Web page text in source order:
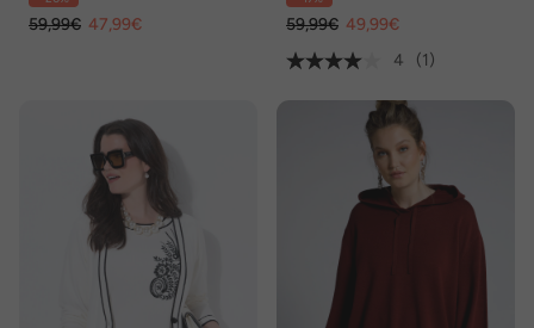
59,99€ 47,99€ 59,99€ 49,99€
4
(1)